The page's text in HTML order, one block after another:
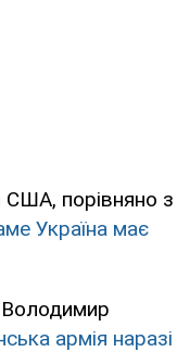
США, порівняно з
Україна має
Володимир
армія наразі